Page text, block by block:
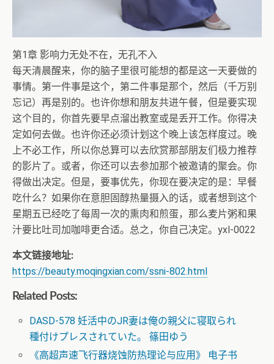
第1章 影响力无处不在，无孔不入
每天清晨醒来，你的脑子里很可能想的都是这一天要做的
事情。第一件事是这个，第二件事是那个，然后（千万别
忘记）再是别的。也许你想和朋友共进午餐，但是要实现
这个目的，你首先要早点溜出教室或是丢开工作。你得决
定如何去做。也许你还必须计划这个晚上该怎样度过。晚
上不必工作，所以你总算可以去欣赏那部朋友们极力推荐
的影片了。或者，你还可以去参加那个被邀请的聚会。你
得做出决定。但是，要事优先，你现在要决定的是：早餐
吃什么？如果你在意胆固醇热量摄入的话，或者想到这个
星期五已经吃了每周一次的熏肉和煎蛋，那么麦片粥和果
汁要比吐司加咖啡更合适。总之，你自己决定。yxl-0022
本文链接地址:
https://beauty.moqingxian.com/ssni-802.html
Related Posts:
DASD-578 妊活中のJR妻は俺の親父に寝取られ
種付けプレスされていた。 篠田ゆう
《高超声速飞行器烧蚀防热理论与应用》 电子书